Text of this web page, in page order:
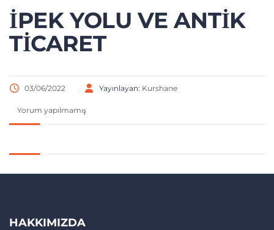
İPEK YOLU VE ANTIK
TICARET
03/06/2022 Yayınlayan: Kurshane
Yorum yapılmamış
HAKKIMIZDA